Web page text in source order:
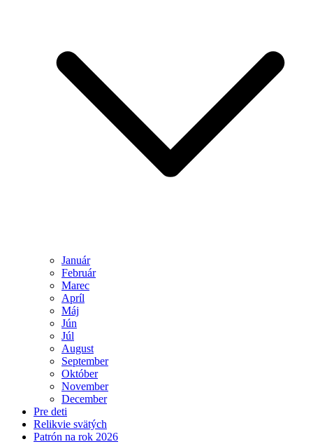
Január
Február
Marec
Apríl
Máj
Jún
Júl
August
September
Október
November
December
Pre deti
Relikvie svätých
Patrón na rok 2026